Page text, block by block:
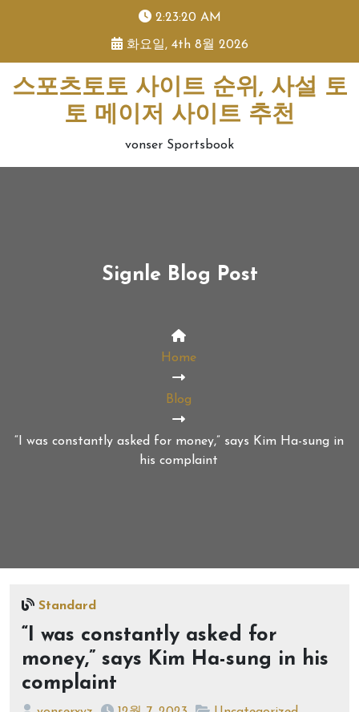
2:23:21 AM
화요일, 4th 8월 2026
스포츠토토 사이트 순위, 사설 토
토 메이저 사이트 추천
vonser Sportsbook
Signle Blog Post
Home
Blog
“I was constantly asked for money,” says Kim Ha-sung in
his complaint
Standard
“I was constantly asked for
money,” says Kim Ha-sung in his
complaint